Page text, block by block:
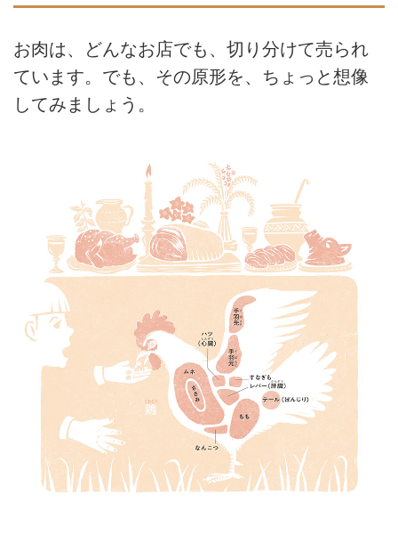
お肉は、どんなお店でも、切り分けて売られ
ています。でも、その原形を、ちょっと想像
してみましょう。